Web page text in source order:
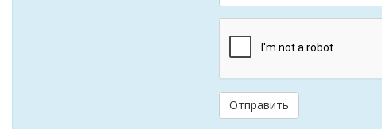
Отправить